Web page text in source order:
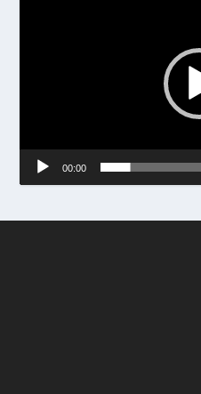
00:00